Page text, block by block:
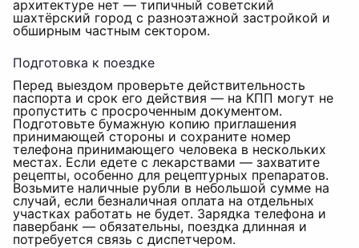
архитектуре нет — типичный советский
шахтёрский город с разноэтажной застройкой и
обширным частным сектором.
Подготовка к поездке
Перед выездом проверьте действительность
паспорта и срок его действия — на КПП могут не
пропустить с просроченным документом.
Подготовьте бумажную копию приглашения
принимающей стороны и сохраните номер
телефона принимающего человека в нескольких
местах. Если едете с лекарствами — захватите
рецепты, особенно для рецептурных препаратов.
Возьмите наличные рубли в небольшой сумме на
случай, если безналичная оплата на отдельных
участках работать не будет. Зарядка телефона и
павербанк — обязательны, поездка длинная и
потребуется связь с диспетчером.